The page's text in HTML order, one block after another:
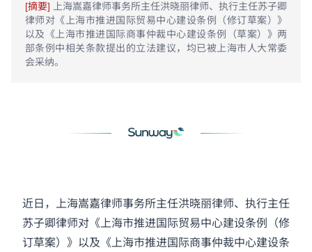
[摘要]
上海嵩嘉律师事务所主任洪晓丽律师、执行主任苏子卿
律师对《上海市推进国际贸易中心建设条例（修订草案）》
以及《上海市推进国际商事仲裁中心建设条例（草案）》两
部条例中相关条款提出的立法建议，均已被上海市人大常委
会采纳。
近日，上海嵩嘉律师事务所主任洪晓丽律师、执行主任
苏子卿律师对《上海市推进国际贸易中心建设条例（修
订草案）》以及《上海市推进国际商事仲裁中心建设条